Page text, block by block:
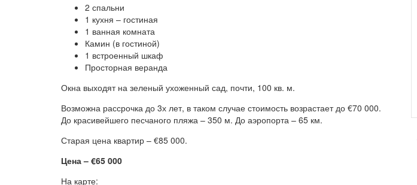
2 спальни
1 кухня – гостиная
1 ванная комната
Камин (в гостиной)
1 встроенный шкаф
Просторная веранда
Окна выходят на зеленый ухоженный сад, почти, 100 кв. м.
Возможна рассрочка до 3х лет, в таком случае стоимость возрастает до €70 000.
До красивейшего песчаного пляжа – 350 м. До аэропорта – 65 км.
Старая цена квартир – €85 000.
Цена – €65 000
На карте: